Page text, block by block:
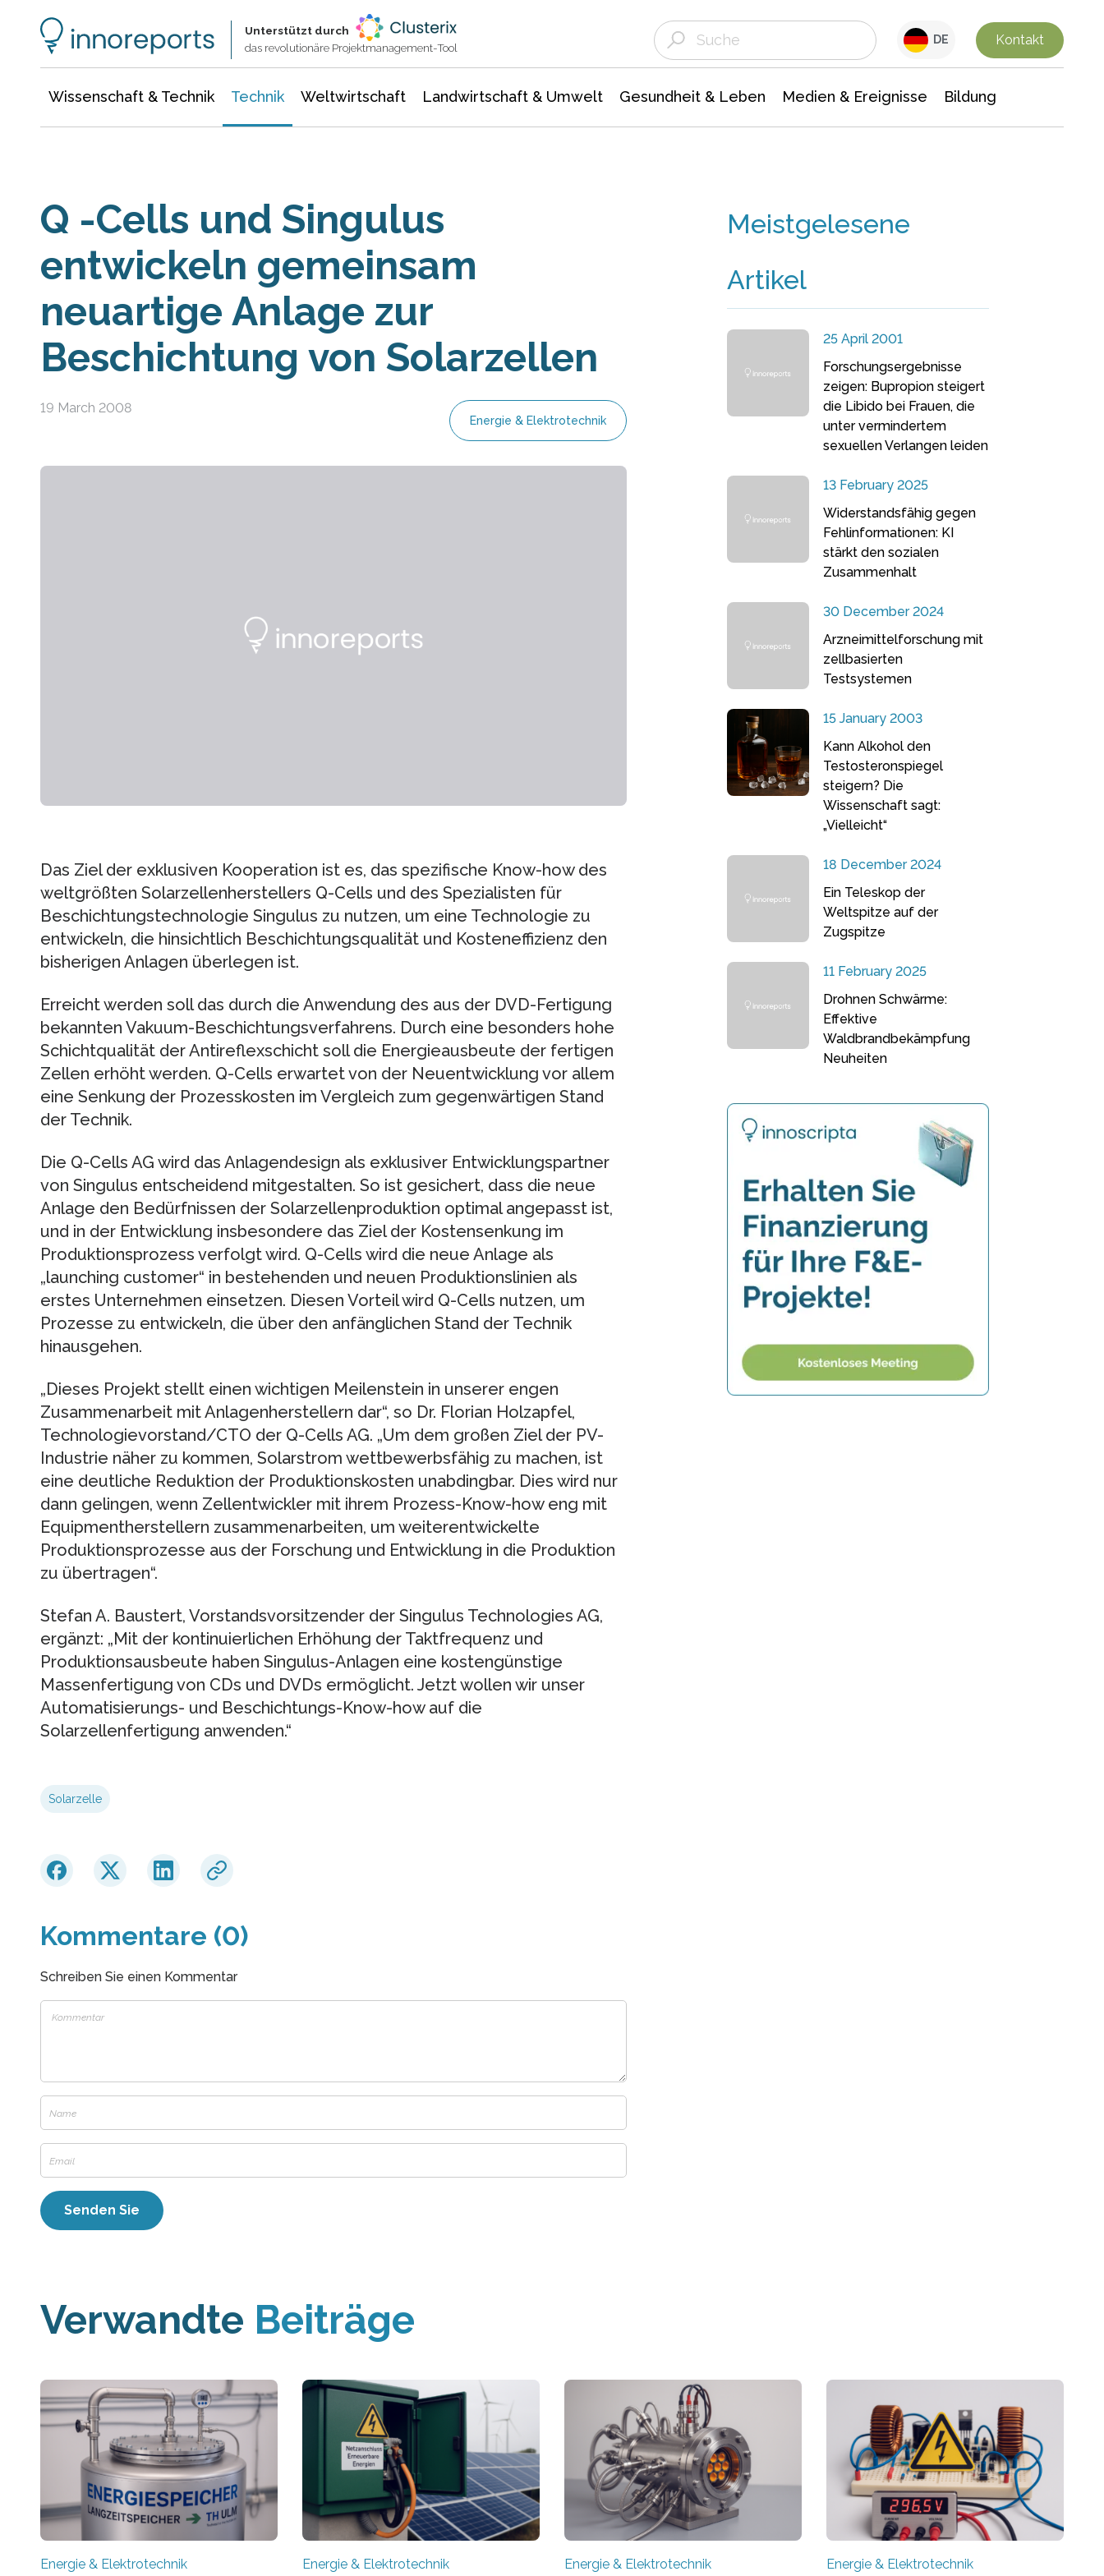
Unterstützt durch
das revolutionäre Projektmanagement-Tool
DE Kontakt
Wissenschaft & Technik Technik Weltwirtschaft Landwirtschaft & Umwelt Gesundheit & Leben Medien & Ereignisse Bildung
Q -Cells und Singulus
entwickeln gemeinsam
neuartige Anlage zur
Beschichtung von Solarzellen
19 March 2008
Energie & Elektrotechnik
Das Ziel der exklusiven Kooperation ist es, das spezifische Know-how des
weltgrößten Solarzellenherstellers Q-Cells und des Spezialisten für
Beschichtungstechnologie Singulus zu nutzen, um eine Technologie zu
entwickeln, die hinsichtlich Beschichtungsqualität und Kosteneffizienz den
bisherigen Anlagen überlegen ist.
Erreicht werden soll das durch die Anwendung des aus der DVD-Fertigung
bekannten Vakuum-Beschichtungsverfahrens. Durch eine besonders hohe
Schichtqualität der Antireflexschicht soll die Energieausbeute der fertigen
Zellen erhöht werden. Q-Cells erwartet von der Neuentwicklung vor allem
eine Senkung der Prozesskosten im Vergleich zum gegenwärtigen Stand
der Technik.
Die Q-Cells AG wird das Anlagendesign als exklusiver Entwicklungspartner
von Singulus entscheidend mitgestalten. So ist gesichert, dass die neue
Anlage den Bedürfnissen der Solarzellenproduktion optimal angepasst ist,
und in der Entwicklung insbesondere das Ziel der Kostensenkung im
Produktionsprozess verfolgt wird. Q-Cells wird die neue Anlage als
„launching customer“ in bestehenden und neuen Produktionslinien als
erstes Unternehmen einsetzen. Diesen Vorteil wird Q-Cells nutzen, um
Prozesse zu entwickeln, die über den anfänglichen Stand der Technik
hinausgehen.
„Dieses Projekt stellt einen wichtigen Meilenstein in unserer engen
Zusammenarbeit mit Anlagenherstellern dar“, so Dr. Florian Holzapfel,
Technologievorstand/CTO der Q-Cells AG. „Um dem großen Ziel der PV-
Industrie näher zu kommen, Solarstrom wettbewerbsfähig zu machen, ist
eine deutliche Reduktion der Produktionskosten unabdingbar. Dies wird nur
dann gelingen, wenn Zellentwickler mit ihrem Prozess-Know-how eng mit
Equipmentherstellern zusammenarbeiten, um weiterentwickelte
Produktionsprozesse aus der Forschung und Entwicklung in die Produktion
zu übertragen“.
Stefan A. Baustert, Vorstandsvorsitzender der Singulus Technologies AG,
ergänzt: „Mit der kontinuierlichen Erhöhung der Taktfrequenz und
Produktionsausbeute haben Singulus-Anlagen eine kostengünstige
Massenfertigung von CDs und DVDs ermöglicht. Jetzt wollen wir unser
Automatisierungs- und Beschichtungs-Know-how auf die
Solarzellenfertigung anwenden.“
Solarzelle
Kommentare (0)
Schreiben Sie einen Kommentar
Meistgelesene
Artikel
25 April 2001
Forschungsergebnisse
zeigen: Bupropion steigert
die Libido bei Frauen, die
unter vermindertem
sexuellen Verlangen leiden
13 February 2025
Widerstandsfähig gegen
Fehlinformationen: KI
stärkt den sozialen
Zusammenhalt
30 December 2024
Arzneimittelforschung mit
zellbasierten
Testsystemen
15 January 2003
Kann Alkohol den
Testosteronspiegel
steigern? Die
Wissenschaft sagt:
„Vielleicht“
18 December 2024
Ein Teleskop der
Weltspitze auf der
Zugspitze
11 February 2025
Drohnen Schwärme:
Effektive
Waldbrandbekämpfung
Neuheiten
Verwandte Beiträge
Energie & Elektrotechnik Energie & Elektrotechnik Energie & Elektrotechnik Energie & Elektrotechnik